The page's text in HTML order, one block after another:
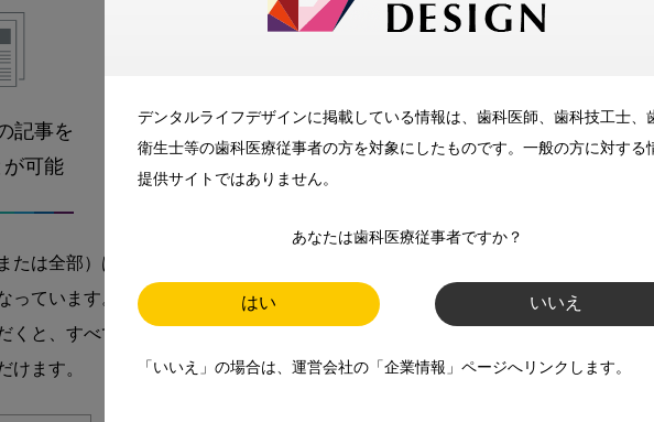
デンタルライフデザインに掲載している情報は、歯科医師、歯科技工士、
衛生士等の歯科医療従事者の方を対象にしたものです。一般の方に対する
提供サイトではありません。
あなたは歯科医療従事者ですか？
はい いいえ
「いいえ」の場合は、運営会社の「企業情報」ページへリンクします。
記事を
が可能
たは全部）は
っています。
くと、すべて
けます。
メールマガジンでお届け
師、歯科衛生士、歯科技工士）に
お届けします。